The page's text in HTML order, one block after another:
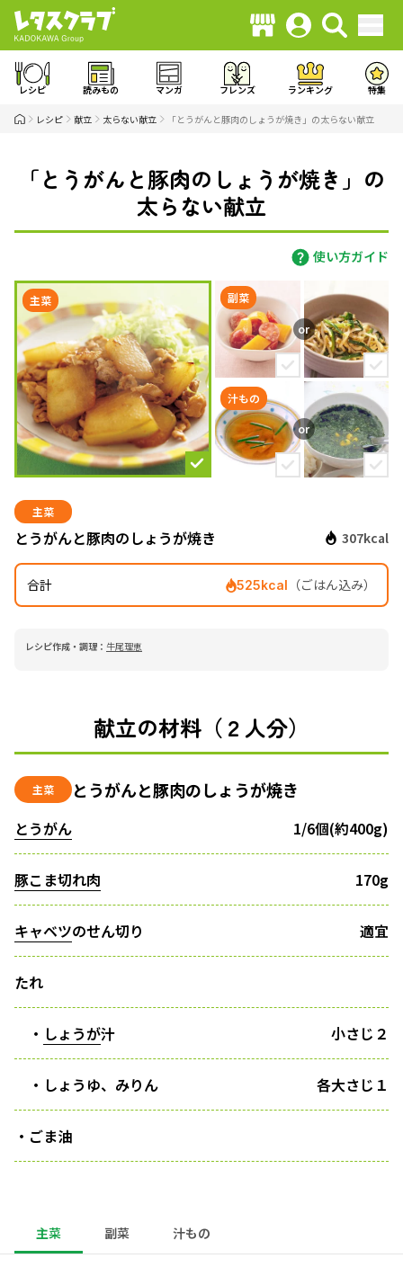
レシピ 読みもの マンガ フレンズ ランキング 特集
レシピ 献立 太らない献立 「とうがんと豚肉のしょうが焼き」の太らない献立
「とうがんと豚肉のしょうが焼き」の
太らない献立
使い方ガイド
主菜 副菜
汁もの
主菜
とうがんと豚肉のしょうが焼き 307kcal
合計 525kcal （ごはん込み）
レシピ作成・調理： 牛尾理恵
献立の材料（２人分）
主菜 とうがんと豚肉のしょうが焼き
とうがん 1/6個(約400g)
豚こま切れ肉 170g
キャベツのせん切り 適宜
たれ
・ しょうが汁 小さじ２
・しょうゆ、みりん 各大さじ１
・ごま油
主菜 副菜 汁もの